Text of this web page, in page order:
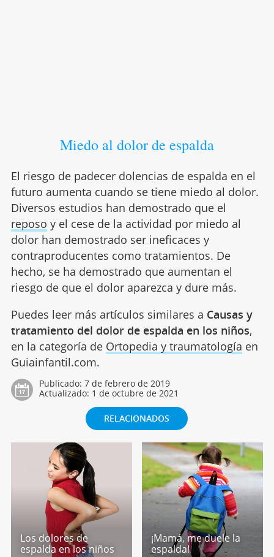
Miedo al dolor de espalda
El riesgo de padecer dolencias de espalda en el
futuro aumenta cuando se tiene miedo al dolor.
Diversos estudios han demostrado que el
reposo y el cese de la actividad por miedo al
dolor han demostrado ser ineficaces y
contraproducentes como tratamientos. De
hecho, se ha demostrado que aumentan el
riesgo de que el dolor aparezca y dure más.
Puedes leer más artículos similares a Causas y
tratamiento del dolor de espalda en los niños,
en la categoría de Ortopedia y traumatología en
Guiainfantil.com.
Publicado: 7 de febrero de 2019
Actualizado: 1 de octubre de 2021
RELACIONADOS
Los dolores de
espalda en los niños
¡Mamá, me duele la
espalda!